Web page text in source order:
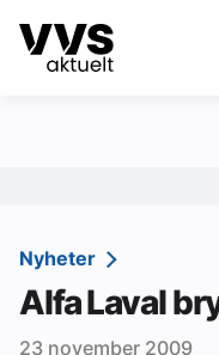
Kategorier
Sanitær
Ventilasjon
Nyheter
Alfa Laval
23 november 2009